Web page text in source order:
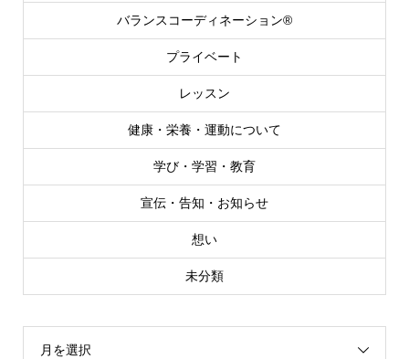
バランスコーディネーション®
プライベート
レッスン
健康・栄養・運動について
学び・学習・教育
宣伝・告知・お知らせ
想い
未分類
月を選択